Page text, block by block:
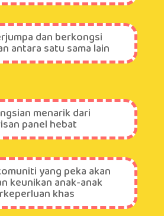
dan berkongsi
antara satu sama lain
menarik dari
panel hebat
yang peka akan
keunikan anak-anak
khas